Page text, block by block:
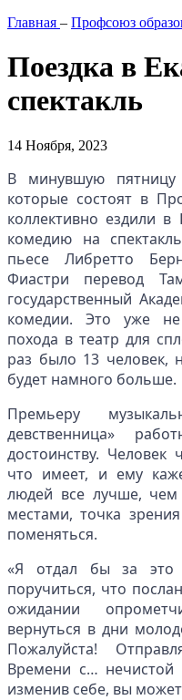
Главная – Профсоюз
Поездка в
спектакль
14 Ноября, 2023
В минувшую пятницу
которые состоят в
коллективно ездили в
комедию на
пьесе Либретто
Фиастри перевод
государственный
комедии. Это уже
похода в театр для
раз было 13 человек,
будет намного больше.
Премьеру
девственница»
достоинству.
что имеет, и ему
людей все лучше,
местами, точка
поменяться.
«Я отдал бы за это
поручиться, что
ожидании
вернуться в дни
Пожалуйста!
Времени с…
изменив себе, вы